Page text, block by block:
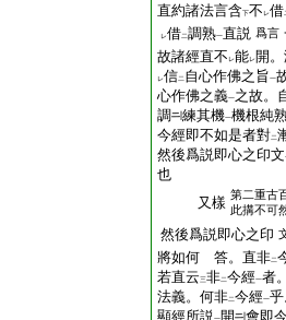
直約諸法言含下不 レ借
レ借二調熟一直説 爲言
故諸經直不 レ能レ開
レ信二 自心作佛之旨一
心作佛之義一之故。
調
練其機一機根純
今經即不如是者對二
然後爲説即心之印文
也
又樣 第二重古
此搆不可
然後爲説即心之印
將如何 答。直非二
若直云三非二今經一者
法義。何非二今經一
顯經所説 開 會即